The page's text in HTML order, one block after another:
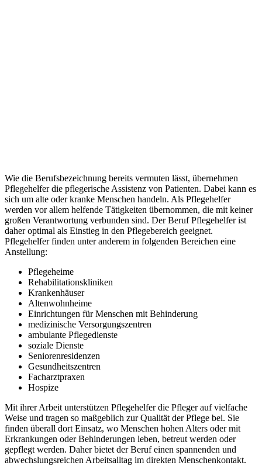
Wie die Berufsbezeichnung bereits vermuten lässt, übernehmen
Pflegehelfer die pflegerische Assistenz von Patienten. Dabei kann es
sich um alte oder kranke Menschen handeln. Als Pflegehelfer
werden vor allem helfende Tätigkeiten übernommen, die mit keiner
großen Verantwortung verbunden sind. Der Beruf Pflegehelfer ist
daher optimal als Einstieg in den Pflegebereich geeignet.
Pflegehelfer finden unter anderem in folgenden Bereichen eine
Anstellung:
Pflegeheime
Rehabilitationskliniken
Krankenhäuser
Altenwohnheime
Einrichtungen für Menschen mit Behinderung
medizinische Versorgungszentren
ambulante Pflegedienste
soziale Dienste
Seniorenresidenzen
Gesundheitszentren
Facharztpraxen
Hospize
Mit ihrer Arbeit unterstützen Pflegehelfer die Pfleger auf vielfache
Weise und tragen so maßgeblich zur Qualität der Pflege bei. Sie
finden überall dort Einsatz, wo Menschen hohen Alters oder mit
Erkrankungen oder Behinderungen leben, betreut werden oder
gepflegt werden. Daher bietet der Beruf einen spannenden und
abwechslungsreichen Arbeitsalltag im direkten Menschenkontakt.